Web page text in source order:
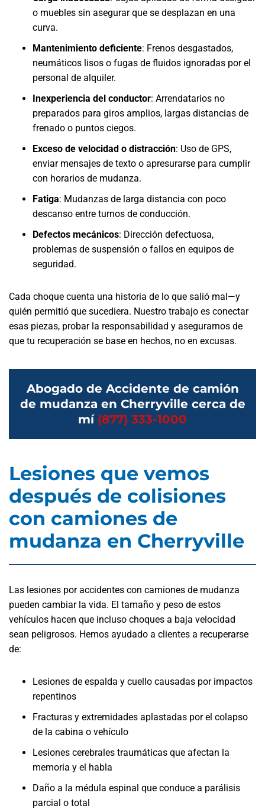
o muebles sin asegurar que se desplazan en una
curva.
Mantenimiento deficiente: Frenos desgastados,
neumáticos lisos o fugas de fluidos ignoradas por el
personal de alquiler.
Inexperiencia del conductor: Arrendatarios no
preparados para giros amplios, largas distancias de
frenado o puntos ciegos.
Exceso de velocidad o distracción: Uso de GPS,
enviar mensajes de texto o apresurarse para cumplir
con horarios de mudanza.
Fatiga: Mudanzas de larga distancia con poco
descanso entre turnos de conducción.
Defectos mecánicos: Dirección defectuosa,
problemas de suspensión o fallos en equipos de
seguridad.
Cada choque cuenta una historia de lo que salió mal—y
quién permitió que sucediera. Nuestro trabajo es conectar
esas piezas, probar la responsabilidad y asegurarnos de
que tu recuperación se base en hechos, no en excusas.
Abogado de Accidente de camión
de mudanza en Cherryville cerca de
mí (877) 333-1000
Lesiones que vemos
después de colisiones
con camiones de
mudanza en Cherryville
Las lesiones por accidentes con camiones de mudanza
pueden cambiar la vida. El tamaño y peso de estos
vehículos hacen que incluso choques a baja velocidad
sean peligrosos. Hemos ayudado a clientes a recuperarse
de:
Lesiones de espalda y cuello causadas por impactos
repentinos
Fracturas y extremidades aplastadas por el colapso
de la cabina o vehículo
Lesiones cerebrales traumáticas que afectan la
memoria y el habla
Daño a la médula espinal que conduce a parálisis
parcial o total